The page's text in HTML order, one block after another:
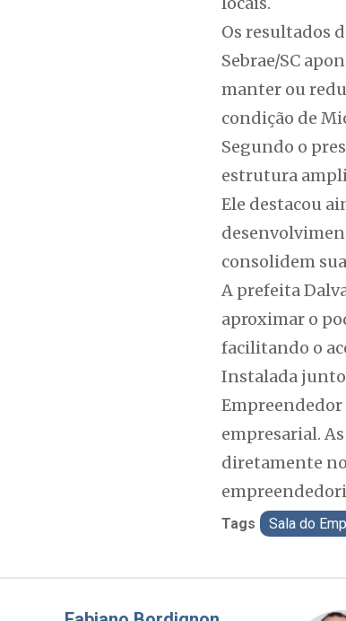
Os resultados
Sebrae/SC
manter ou
condição de
Segundo o
estrutura
Ele destacou
consolidem
A prefeita
aproximar o
facilitando o
Instalada junto
Empreendedor
empresarial.
diretamente
Tags Sala do